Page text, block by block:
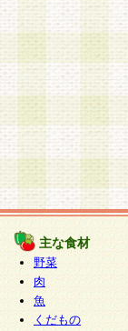
主な食材
野菜
肉
魚
くだもの